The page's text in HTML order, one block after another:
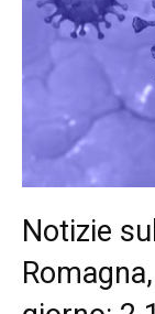
Notizie